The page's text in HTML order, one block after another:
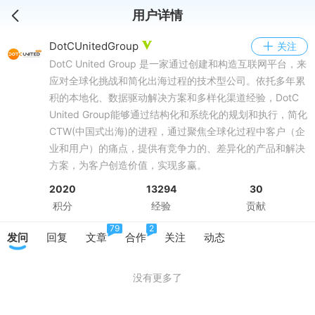
用户详情
DotCUnitedGroup
关注
DotC United Group 是一家通过创建和构造互联网平台，来
应对全球化挑战和简化出海过程的技术型公司。依托多年累
积的本地化、数据驱动解决方案和多样化渠道经验，DotC
United Group能够通过结构化和系统化的规划和执行，简化
CTW(中国式出海)的进程，通过聚焦全球化过程中客户（企
业和用户）的痛点，提供有竞争力的、差异化的产品和解决
方案，为客户创造价值，实现多赢。
2020
积分
13294
经验
30
贡献
发问 回复
79
文章
2
合作 关注 动态
没有更多了